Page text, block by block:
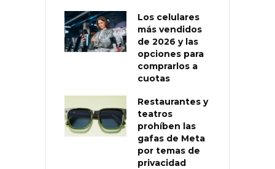
Los celulares
más vendidos
de 2026 y las
opciones para
comprarlos a
cuotas
Restaurantes y
teatros
prohíben las
gafas de Meta
por temas de
privacidad